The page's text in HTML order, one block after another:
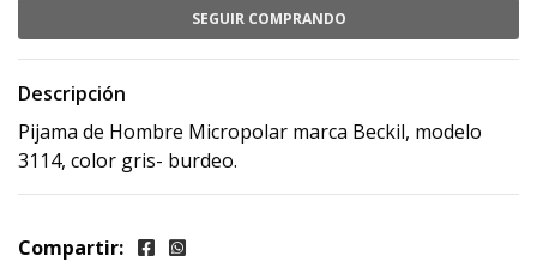
SEGUIR COMPRANDO
Descripción
Pijama de Hombre Micropolar marca Beckil, modelo
3114, color gris- burdeo.
Compartir: